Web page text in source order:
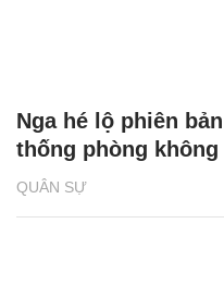
QUÂN SỰ
Nga hé lộ phiên
thống phòng